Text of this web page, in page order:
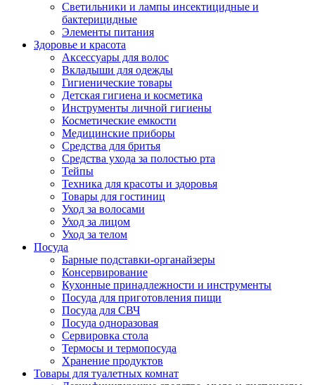
Светильники и лампы инсектицидные и
бактерицидные
Элементы питания
Здоровье и красота
Аксессуары для волос
Вкладыши для одежды
Гигиенические товары
Детская гигиена и косметика
Инструменты личной гигиены
Косметические емкости
Медицинские приборы
Средства для бритья
Средства ухода за полостью рта
Тейпы
Техника для красоты и здоровья
Товары для гостиниц
Уход за волосами
Уход за лицом
Уход за телом
Посуда
Барные подставки-органайзеры
Консервирование
Кухонные принадлежности и инструменты
Посуда для приготовления пищи
Посуда для СВЧ
Посуда одноразовая
Сервировка стола
Термосы и термопосуда
Хранение продуктов
Товары для туалетных комнат